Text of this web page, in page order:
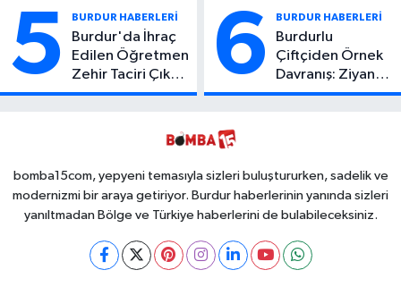
5 BURDUR HABERLERİ
Burdur'da İhraç
Edilen Öğretmen
Zehir Taciri Çıktı:
Binlerce
6 BURDUR HABERLERİ
Burdurlu
Çiftçiden Örnek
Davranış: Ziyan
Olmasın Diye
Toplayabilecek
bomba15com, yepyeni temasıyla sizleri buluştururken, sadelik ve
modernizmi bir araya getiriyor. Burdur haberlerinin yanında sizleri
yanıltmadan Bölge ve Türkiye haberlerini de bulabileceksiniz.